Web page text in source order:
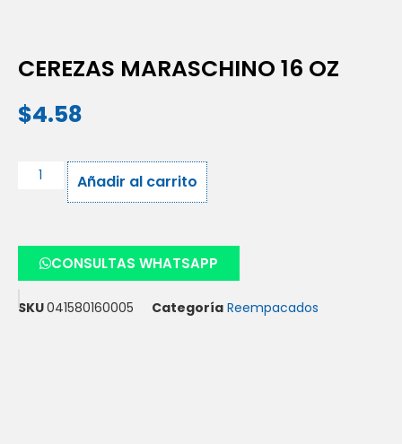
CEREZAS MARASCHINO 16 OZ
$4.58
Añadir al carrito
CONSULTAS WHATSAPP
SKU041580160005 Categoría Reempacados